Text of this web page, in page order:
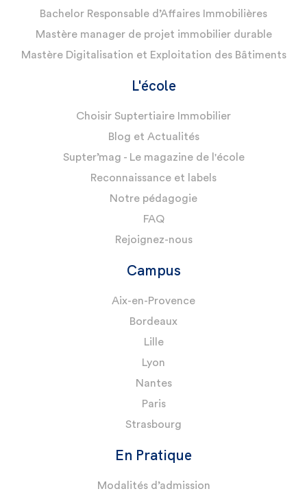
Bachelor Responsable d’Affaires Immobilières
Mastère manager de projet immobilier durable
Mastère Digitalisation et Exploitation des Bâtiments
L'école
Choisir Suptertiaire Immobilier
Blog et Actualités
Supter’mag - Le magazine de l'école
Reconnaissance et labels
Notre pédagogie
FAQ
Rejoignez-nous
Campus
Aix-en-Provence
Bordeaux
Lille
Lyon
Nantes
Paris
Strasbourg
En Pratique
Modalités d’admission